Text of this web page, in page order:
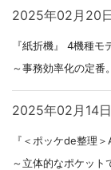
2025年02月20
『紙折機』 4機種モ
～事務効率化の定番
2025年02月14日
『＜ポッケde整理
～立体的なポケット